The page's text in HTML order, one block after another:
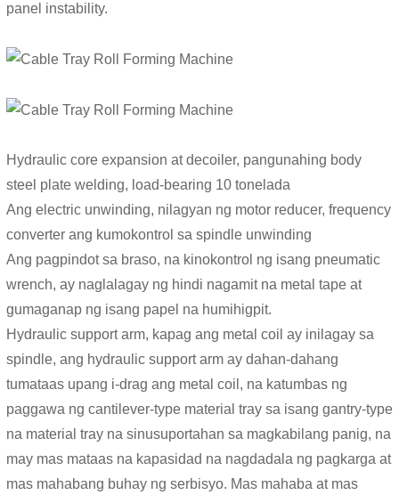
panel instability.
Hydraulic core expansion at decoiler, pangunahing body
steel plate welding, load-bearing 10 tonelada
Ang electric unwinding, nilagyan ng motor reducer, frequency
converter ang kumokontrol sa spindle unwinding
Ang pagpindot sa braso, na kinokontrol ng isang pneumatic
wrench, ay naglalagay ng hindi nagamit na metal tape at
gumaganap ng isang papel na humihigpit.
Hydraulic support arm, kapag ang metal coil ay inilagay sa
spindle, ang hydraulic support arm ay dahan-dahang
tumataas upang i-drag ang metal coil, na katumbas ng
paggawa ng cantilever-type material tray sa isang gantry-type
na material tray na sinusuportahan sa magkabilang panig, na
may mas mataas na kapasidad na nagdadala ng pagkarga at
mas mahabang buhay ng serbisyo. Mas mahaba at mas